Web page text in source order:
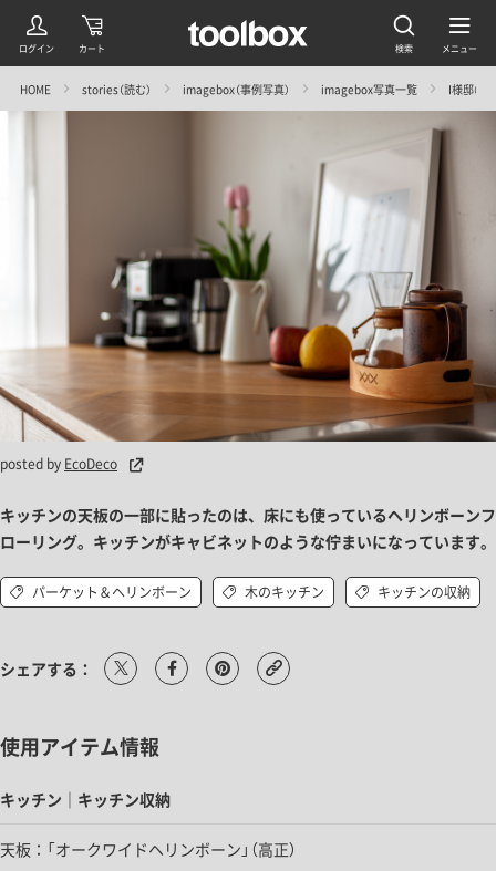
HOME stories（読む） imagebox（事例写真） imagebox写真一覧 I様邸＠
posted by EcoDeco
キッチンの天板の一部に貼ったのは、床にも使っているヘリンボーンフ
ローリング。キッチンがキャビネットのような佇まいになっています。
パーケット＆ヘリンボーン 木のキッチン キッチンの収納
シェアする：
使用アイテム情報
キッチン｜キッチン収納
天板：「オークワイドヘリンボーン」（高正）